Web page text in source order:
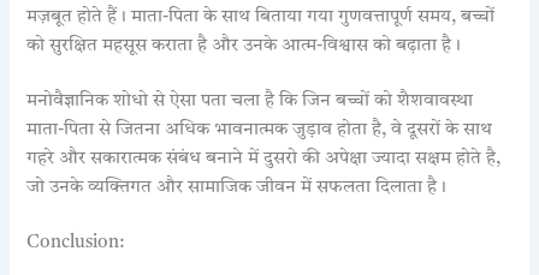
मज़बूत होते हैं। माता-पिता के साथ बिताया गया गुणवत्तापूर्ण समय, बच्चों
को सुरक्षित महसूस कराता है और उनके आत्म-विश्वास को बढ़ाता है।
मनोवैज्ञानिक शोधो से ऐसा पता चला है कि जिन बच्चों को शैशवावस्था
माता-पिता से जितना अधिक भावनात्मक जुड़ाव होता है, वे दूसरों के साथ
गहरे और सकारात्मक संबंध बनाने में दुसरो की अपेक्षा ज्यादा सक्षम होते है,
जो उनके व्यक्तिगत और सामाजिक जीवन में सफलता दिलाता है।
Conclusion: